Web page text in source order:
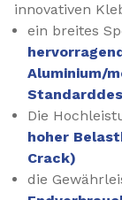
innovativen
ein breites
Aluminium/
Die
hoher
Crack)
die